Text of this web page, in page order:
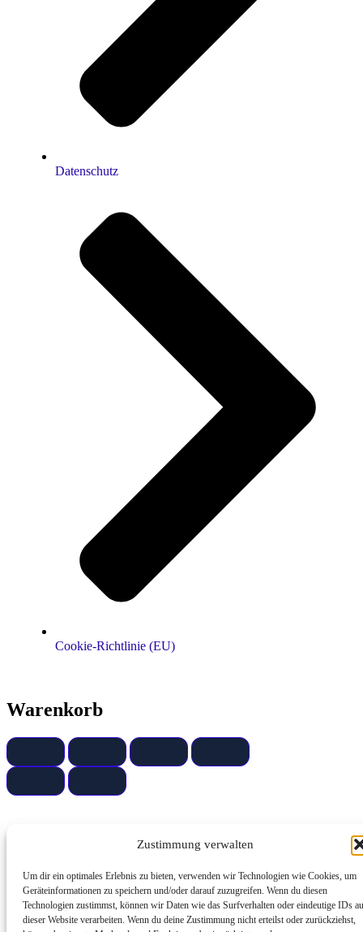
Zustimmung verwalten
Um dir ein optimales Erlebnis zu bieten, verwenden wir Technologien wie Cookies, um
Geräteinformationen zu speichern und/oder darauf zuzugreifen. Wenn du diesen
Technologien zustimmst, können wir Daten wie das Surfverhalten oder eindeutige IDs
dieser Website verarbeiten. Wenn du deine Zustimmung nicht erteilst oder zurückziehst,
Datenschutz
Cookie-Richtlinie (EU)
Warenkorb